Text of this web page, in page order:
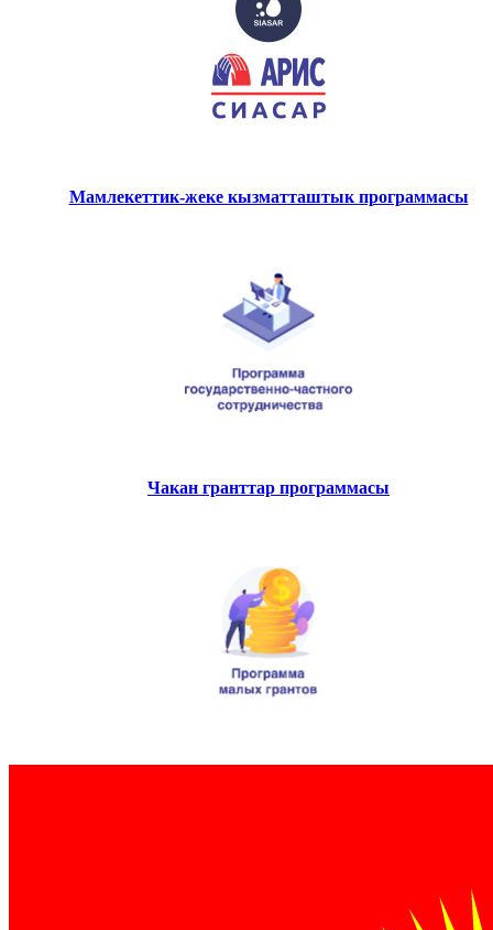
Мамлекеттик-жеке кызматташтык программасы
Чакан гранттар программасы